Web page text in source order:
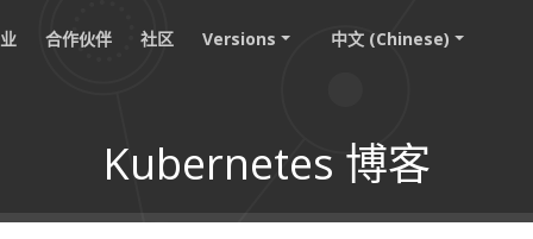
合作伙伴 社区 Versions 中文 (Chinese)
Kubernetes 博客